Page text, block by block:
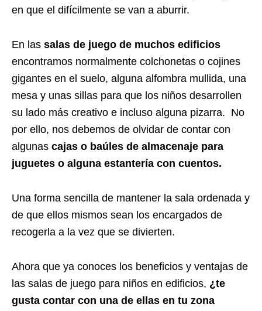
en que el difícilmente se van a aburrir.
En las salas de juego de muchos edificios
encontramos normalmente colchonetas o cojines
gigantes en el suelo, alguna alfombra mullida, una
mesa y unas sillas para que los niños desarrollen
su lado más creativo e incluso alguna pizarra. No
por ello, nos debemos de olvidar de contar con
algunas cajas o baúles de almacenaje para
juguetes o alguna estantería con cuentos.
Una forma sencilla de mantener la sala ordenada y
de que ellos mismos sean los encargados de
recogerla a la vez que se divierten.
Ahora que ya conoces los beneficios y ventajas de
las salas de juego para niños en edificios, ¿te
gusta contar con una de ellas en tu zona